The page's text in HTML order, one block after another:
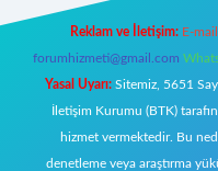
Reklam ve İletişim: E-
forumhizmeti@gmail.com
Yasal Uyarı: Sitemiz, 5651
İletişim Kurumu (BTK)
hizmet vermektedir. Bu
denetleme veya araştırma